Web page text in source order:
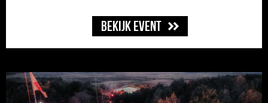
Bekijk event